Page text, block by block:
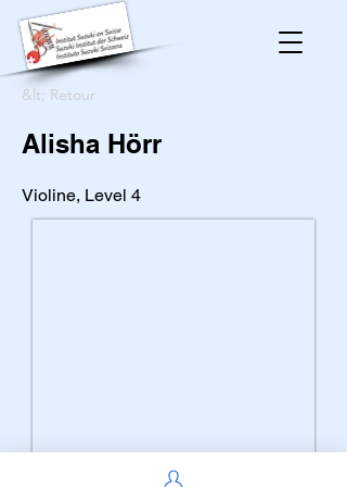
&lt; Retour
Alisha Hörr
Violine, Level 4